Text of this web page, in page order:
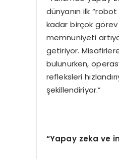
dünyanın ilk
kadar birçok
memnuniyeti
getiriyor.
bulunurken,
refleksleri
şekillendiriyor.”
“Yapay zeka ve